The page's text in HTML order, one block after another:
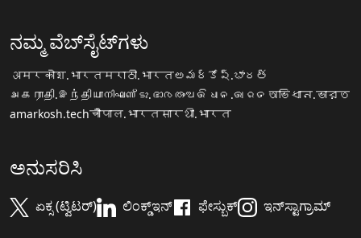
ನಮ್ಮ ವೆಬ್‌ಸೈಟ್‌ಗಳು
अमरकोश.भारतमराठी.भारतఅమర్కోష్.భారత్
அகராதி.இந்தியாനിഘണ്ടു.ഭാരതംଅଭିଧାନ.ଭାରତ অভিধান.ভারত
amarkosh.techचौपाल.भारतसारथी.भारत
ಅನುಸರಿಸಿ
ಏಕ್ಸ (ಟ್ವಿಟರ್) ಲಿಂಕ್ಡ್‌ಇನ್ ಫೇಸ್ಬುಕ್ ಇನ್‌ಸ್ಟಾಗ್ರಾಮ್